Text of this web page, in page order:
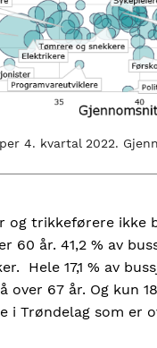
4. kvartal 2022.
og trikkeførere ikke
60 år. 41,2 % av
Hele 17,1 % av
over 67 år. Og kun
Trøndelag som er